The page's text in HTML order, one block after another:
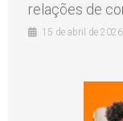
relações de
15 de abril de 2026